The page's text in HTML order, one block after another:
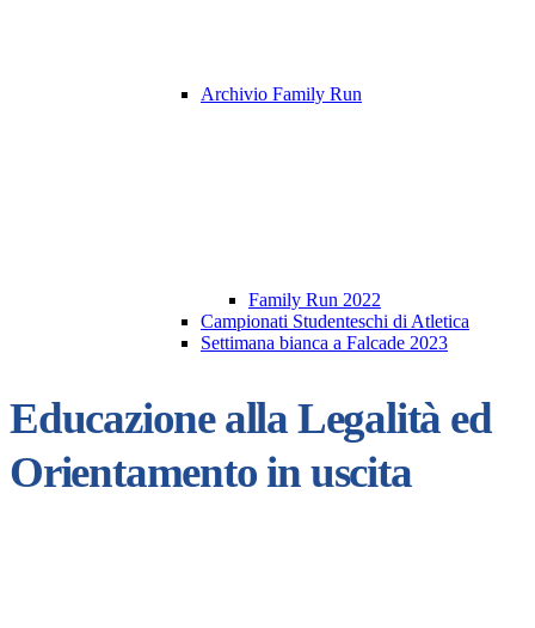
Archivio Family Run
Family Run 2022
Campionati Studenteschi di Atletica
Settimana bianca a Falcade 2023
Educazione alla Legalità ed
Orientamento in uscita